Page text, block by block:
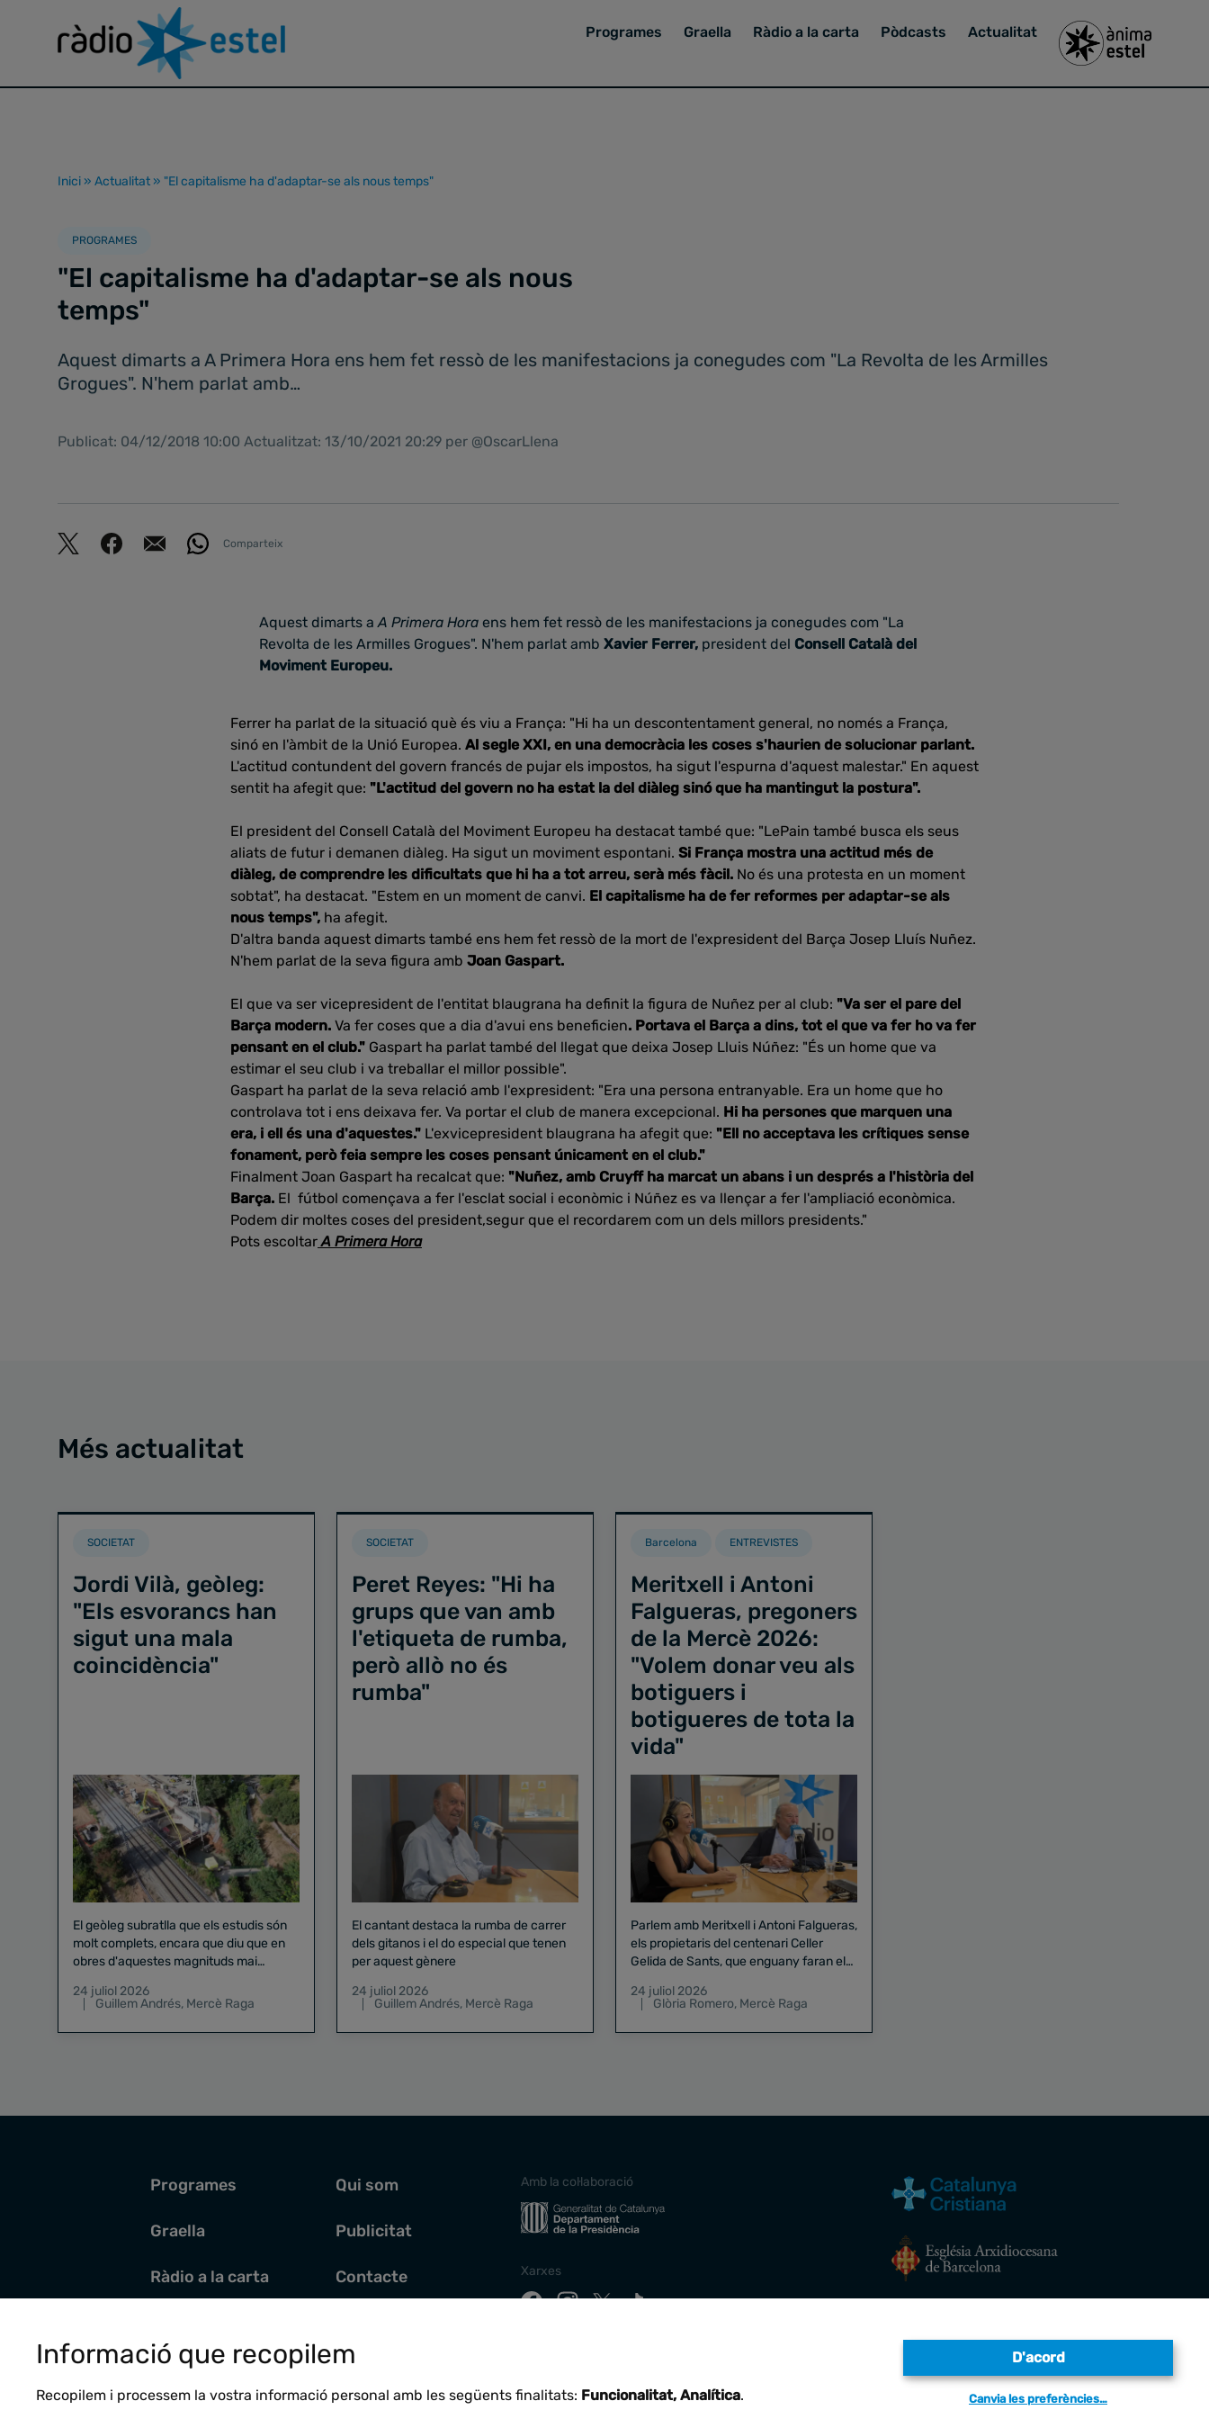
Programes Graella Ràdio a la carta Pòdcasts Actualitat
Inici » Actualitat » "El capitalisme ha d'adaptar-se als nous temps"
PROGRAMES
"El capitalisme ha d'adaptar-se als nous
temps"
Aquest dimarts a A Primera Hora ens hem fet ressò de les manifestacions ja conegudes com "La Revolta de les Armilles
Grogues". N'hem parlat amb…
Publicat: 04/12/2018 10:00 Actualitzat: 13/10/2021 20:29 per @OscarLlena
Comparteix
Aquest dimarts aA Primera Hora ens hem fet ressò de les manifestacions ja conegudes com "La
Revolta de les Armilles Grogues". N'hem parlat amb Xavier Ferrer, president del Consell Català del
Moviment Europeu.
Ferrer ha parlat de la situació què és viu a França: "Hi ha un descontentament general, no només a França,
sinó en l'àmbit de la Unió Europea. Al segle XXI, en una democràcia les coses s'haurien de solucionar parlant.
L'actitud contundent del govern francés de pujar els impostos, ha sigut l'espurna d'aquest malestar." En aquest
sentit ha afegit que: "L'actitud del govern no ha estat la del diàleg sinó que ha mantingut la postura".
El president del Consell Català del Moviment Europeu ha destacat també que: "LePain també busca els seus
aliats de futur i demanen diàleg. Ha sigut un moviment espontani. Si França mostra una actitud més de
diàleg, de comprendre les dificultats que hi ha a tot arreu, serà més fàcil. No és una protesta en un moment
sobtat", ha destacat. "Estem en un moment de canvi. El capitalisme ha de fer reformes per adaptar-se als
nous temps", ha afegit.
D'altra banda aquest dimarts també ens hem fet ressò de la mort de l'expresident del Barça Josep Lluís Nuñez.
N'hem parlat de la seva figura amb Joan Gaspart.
El que va ser vicepresident de l'entitat blaugrana ha definit la figura de Nuñez per al club: "Va ser el pare del
Barça modern. Va fer coses que a dia d'avui ens beneficien. Portava el Barça a dins, tot el que va fer ho va fer
pensant en el club." Gaspart ha parlat també del llegat que deixa Josep Lluis Núñez: "És un home que va
estimar el seu club i va treballar el millor possible".
Gaspart ha parlat de la seva relació amb l'expresident: "Era una persona entranyable. Era un home que ho
controlava tot i ens deixava fer. Va portar el club de manera excepcional. Hi ha persones que marquen una
era, i ell és una d'aquestes." L'exvicepresident blaugrana ha afegit que: "Ell no acceptava les crítiques sense
fonament, però feia sempre les coses pensant únicament en el club."
Finalment Joan Gaspart ha recalcat que: "Nuñez, amb Cruyff ha marcat un abans i un després a l'història del
Barça. El fútbol començava a fer l'esclat social i econòmic i Núñez es va llençar a fer l'ampliació econòmica.
Podem dir moltes coses del president,segur que el recordarem com un dels millors presidents."
Pots escoltarA Primera Hora
Més actualitat
SOCIETAT
Jordi Vilà, geòleg:
"Els esvorancs han
sigut una mala
coincidència"
El geòleg subratlla que els estudis són
molt complets, encara que diu que en
obres d'aquestes magnituds mai
24 juliol 2026
Guillem Andrés, Mercè Raga
SOCIETAT
Peret Reyes: "Hi ha
grups que van amb
l'etiqueta de rumba,
però allò no és
rumba"
El cantant destaca la rumba de carrer
dels gitanos i el do especial que tenen
per aquest gènere
24 juliol 2026
Guillem Andrés, Mercè Raga
Barcelona ENTREVISTES
Meritxell i Antoni
Falgueras, pregoners
de la Mercè 2026:
"Volem donar veu als
botiguers i
botigueres de tota la
vida"
Parlem amb Meritxell i Antoni Falgueras,
els propietaris del centenari Celler
Gelida de Sants, que enguany faran el
24 juliol 2026
Glòria Romero, Mercè Raga
Programes
Graella
Ràdio a la carta
Actualitat
Qui som
Publicitat
Contacte
Amb la col·laboració
Xarxes
Informació que recopilem
Recopilem i processem la vostra informació personal amb les següents finalitats: Funcionalitat, Analítica.
D'acord
Canvia les preferències…